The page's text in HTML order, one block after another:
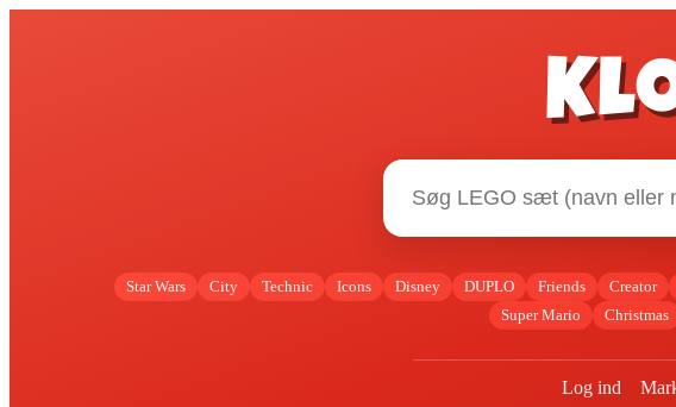
Star Wars City Technic Icons Disney DUPLO Friends Creator
Super Mario
Christmas
Log ind